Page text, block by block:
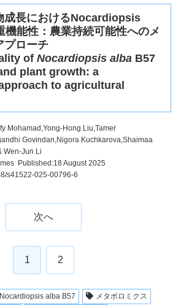
成長におけるNocardiopsis
機能性：農業持続可能性へのメ
プローチ
of Nocardiopsis albaB57
plant growth: a
to agricultural
Mohamad,Yong-Hong Liu,Tamer
Govindan,Nigora Kuchkarova,Shaimaa
Wen-Jun Li
Published:18 August 2025
s41522-025-00796-6
次へ
1 2
Nocardiopsis alba B57
メタボロミクス